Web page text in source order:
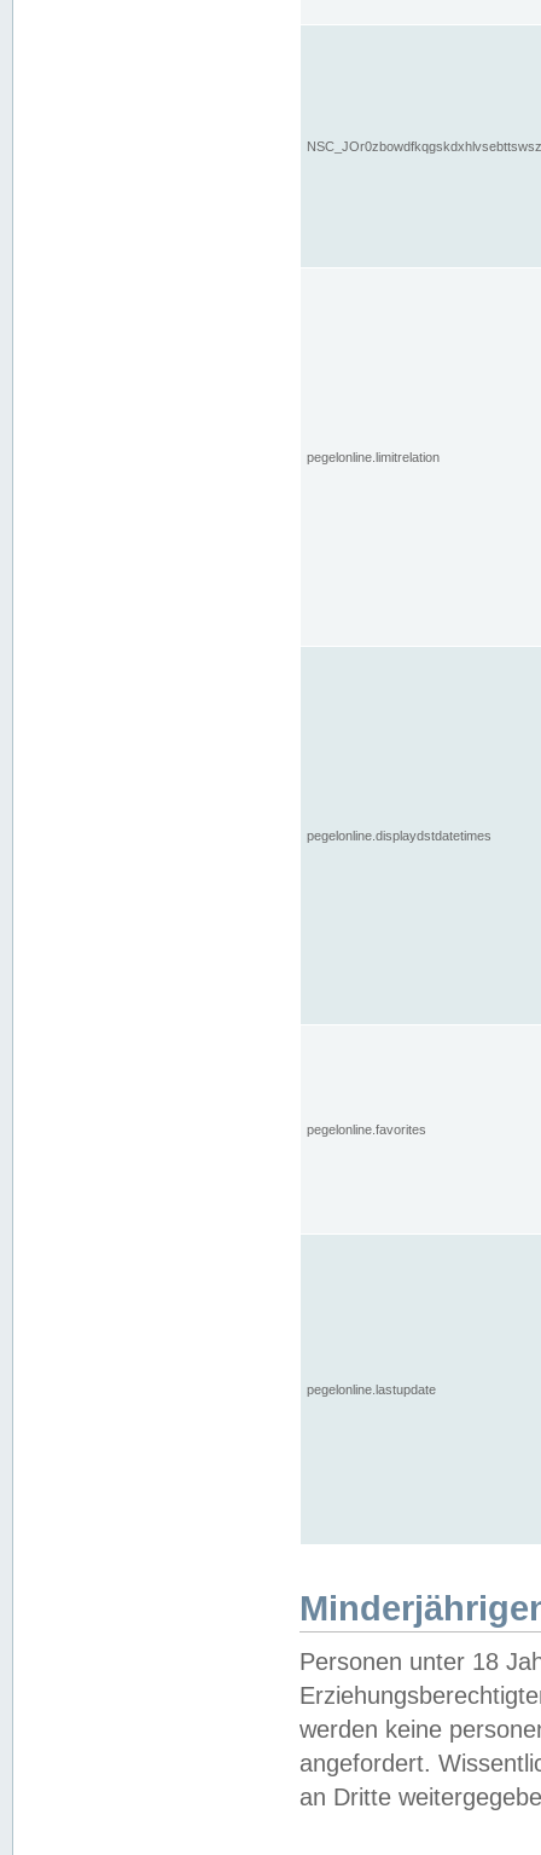
pegelonline.limitrelation
pegelonline.displaydstdatetimes
pegelonline.favorites
pegelonline.lastupdate
Personen unter 18
werden keine
angefordert.
an Dritte